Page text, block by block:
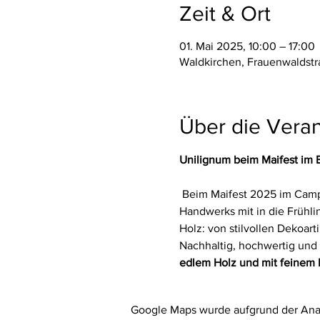
Zeit & Ort
01. Mai 2025, 10:00 – 17:00
Waldkirchen,
Über die
Unilignum beim Maifest im
Beim Maifest 2025 im
Handwerks mit in die
Holz: von stilvollen
Nachhaltig, hochwertig
edlem Holz und mit feinem
Google Maps wurde aufgrund der